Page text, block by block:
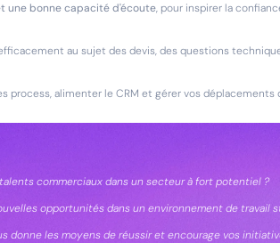
une bonne capacité d'écoute, pour inspirer la
au sujet des devis, des questions
process, alimenter le CRM et gérer vos déplacements
commerciaux dans un secteur à fort potentiel ?
opportunités dans un environnement de travail
donne les moyens de réussir et encourage vos